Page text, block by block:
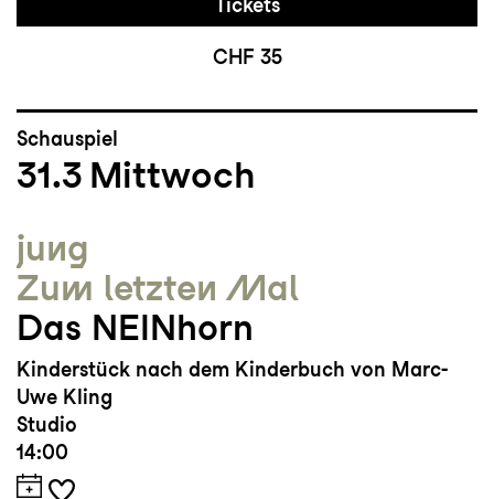
Tickets
CHF 35
Schauspiel
31.3 Mittwoch
jung
Zum letzten Mal
Das NEINhorn
Kinderstück nach dem Kinderbuch von Marc-
Uwe Kling
Studio
14:00